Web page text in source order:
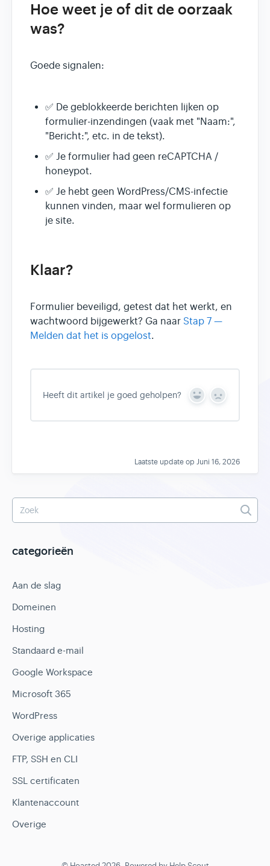
Hoe weet je of dit de oorzaak
was?
Goede signalen:
✅ De geblokkeerde berichten lijken op
formulier-inzendingen (vaak met "Naam:",
"Bericht:", etc. in de tekst).
✅ Je formulier had geen reCAPTCHA /
honeypot.
✅ Je hebt geen WordPress/CMS-infectie
kunnen vinden, maar wel formulieren op
je site.
Klaar?
Formulier beveiligd, getest dat het werkt, en
wachtwoord bijgewerkt? Ga naar Stap 7 —
Melden dat het is opgelost.
Heeft dit artikel je goed geholpen?
Y
s
N
Laatste update op Juni 16, 2026
categorieën
Aan de slag
Domeinen
Hosting
Standaard e-mail
Google Workspace
Microsoft 365
WordPress
Overige applicaties
FTP, SSH en CLI
SSL certificaten
Klantenaccount
Overige